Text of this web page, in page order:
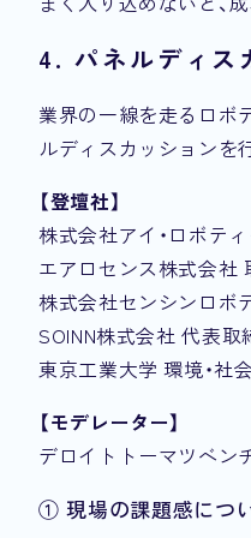
4. パネルディス
業界の一線を走るロボ
ルディスカッションを
【登壇社】
株式会社アイ・ロボテ
エアロセンス株式会社
株式会社センシンロボ
SOINN株式会社 代表
東京工業大学 環境・社
【モデレーター】
デロイトトーマツベ
① 現場の課題感につ